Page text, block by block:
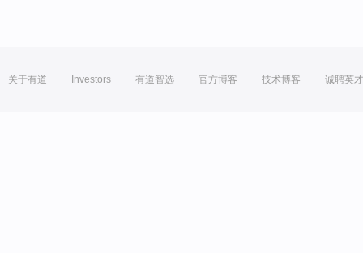
关于有道 Investors 有道智选 官方博客 技术博客 诚聘英才